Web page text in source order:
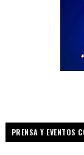
PRENSA Y EVENTOS